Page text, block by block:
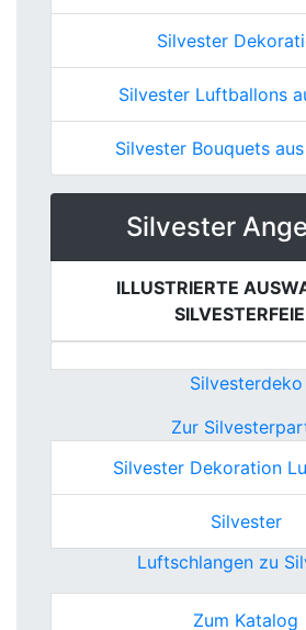
Silvester
Silvester Luftballons
Silvester Bouquets
Silvester
ILLUSTRIERTE
Silvesterdeko
Zur
Silvester Dekoration
Silvester
Luftschlangen zu
Zum Katalog